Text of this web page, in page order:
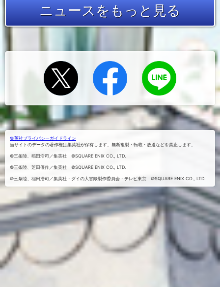
ニュースをもっと見る
でシェア
する
LINEにお
くる
集英社プライバシーガイドライン
当サイトのデータの著作権は集英社が保有します。無断複製・転載・放送などを禁止します。
©三条陸、稲田浩司／集英社 ©SQUARE ENIX CO., LTD.
©三条陸、芝田優作／集英社 ©SQUARE ENIX CO., LTD.
©三条陸、稲田浩司／集英社・ダイの大冒険製作委員会・テレビ東京 ©SQUARE ENIX CO., LTD.